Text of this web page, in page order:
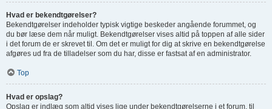
Hvad er bekendtgørelser?
Bekendtgørelser indeholder typisk vigtige beskeder angående forummet, og
du bør læse dem når muligt. Bekendtgørelser vises altid på toppen af alle sider
i det forum de er skrevet til. Om det er muligt for dig at skrive en bekendtgørelse
afgøres ud fra de tilladelser som du har, disse er fastsat af en administrator.
Top
Hvad er opslag?
Opslag er indlæg som altid vises lige under bekendtgørelserne i et forum, til